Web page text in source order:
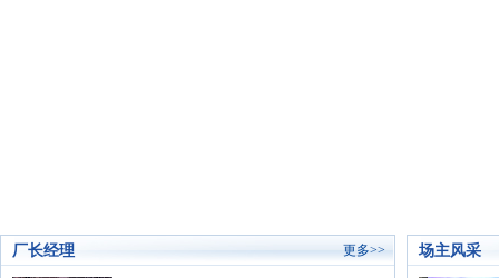
厂长经理 更多>> 场主风采